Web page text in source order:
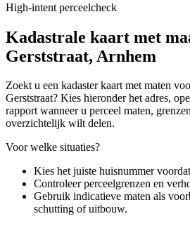
High-intent perceelcheck
Kadastrale kaart met
Gerststraat, Arnhem
Zoekt u een kadaster kaart met maten
Gerststraat? Kies hieronder het adres,
rapport wanneer u perceel maten,
overzichtelijk wilt delen.
Voor welke situaties?
Kies het juiste huisnummer
Controleer perceelgrenzen en
Gebruik indicatieve maten als
schutting of uitbouw.